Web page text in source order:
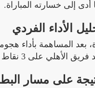
إلى خسارته المباراة.
الأداء الفردي
في المباراة، بعد
على مسار